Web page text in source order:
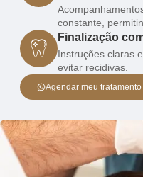
constante,
Finalização
Instruções claras
evitar recidivas.
Agendar meu